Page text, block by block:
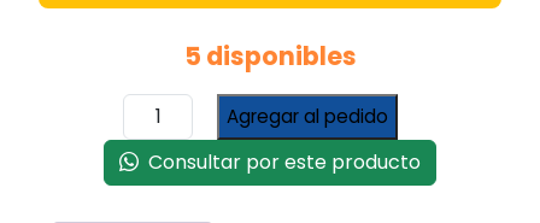
5 disponibles
Unidad
Magnetica
Um11
L-
Agregar al pedido
Consultar por este producto